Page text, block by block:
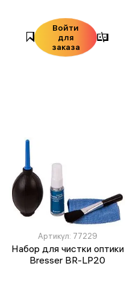
Войти
для
заказа
Артикул: 77229
Набор для чистки оптики
Bresser BR-LP20